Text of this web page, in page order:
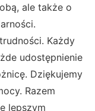
ale także o
Każdy
udostępnienie
Dziękujemy
Razem
lepszym